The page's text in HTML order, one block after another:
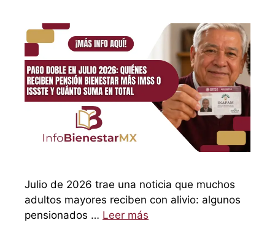
Julio de 2026 trae una noticia que muchos
adultos mayores reciben con alivio: algunos
pensionados … Leer más